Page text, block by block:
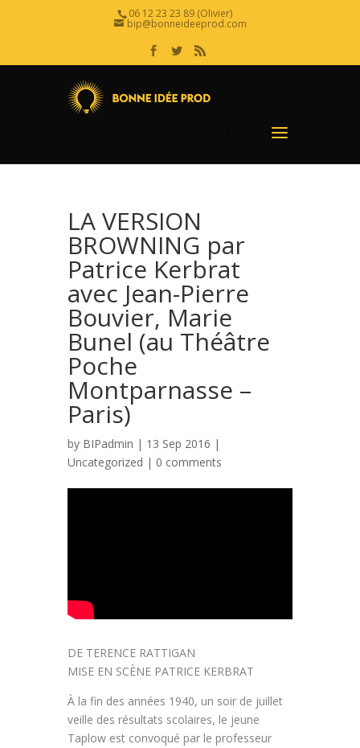
06 12 23 23 89 (Olivier)
bip@bonneideeprod.com
LA VERSION
BROWNING par
Patrice Kerbrat
avec Jean-Pierre
Bouvier, Marie
Bunel (au Théâtre
Poche
Montparnasse –
Paris)
by BIPadmin | 13 Sep 2016 |
Uncategorized | 0 comments
DE TERENCE RATTIGAN
MISE EN SCÈNE PATRICE KERBRAT
À la fin des années 1940, un soir de juillet
veille des résultats scolaires, le jeune
Taplow est convoqué par le professeur